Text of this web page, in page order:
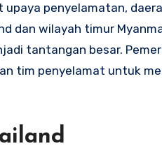
penyelamatan,
dan wilayah timur
tantangan besar.
tim penyelamat untuk